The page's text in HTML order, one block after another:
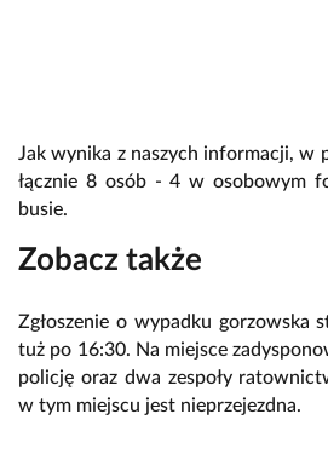
Jak wynika z naszych informacji, w
łącznie 8 osób - 4 w osobowym
busie.
Zobacz także
Zgłoszenie o wypadku gorzowska
tuż po 16:30. Na miejsce
policję oraz dwa zespoły
w tym miejscu jest nieprzejezdna.